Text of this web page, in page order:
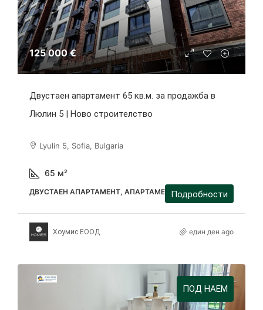
125 000 €
Двустаен апартамент 65 кв.м. за продажба в
Люлин 5 | Ново строителство
Lyulin 5, Sofia, Bulgaria
65 м²
ДВУСТАЕН АПАРТАМЕНТ, АПАРТАМЕНТПодробности
Хоумис ЕООД един ден ago
ПОД НАЕМ